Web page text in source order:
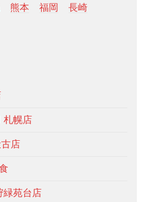
熊本 福岡
長崎
札幌店
古店
緑苑台店